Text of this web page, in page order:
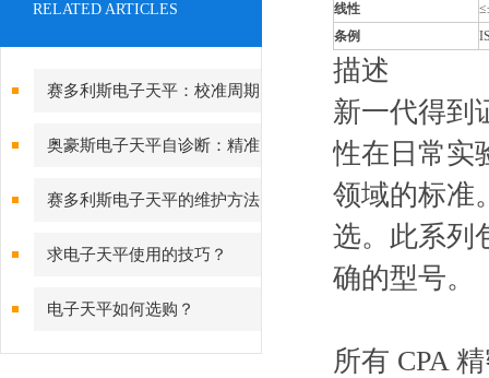
RELATED ARTICLES
赛多利斯电子天平：校准周期
设定与期间核查方法
奥豪斯电子天平自诊断：精准
测量背后的故障预警守护
赛多利斯电子天平的维护方法
有哪些？
求电子天平使用的技巧？
电子天平如何选购？
线性
条例
描述
新一代得到
性在日常实
领域的标准
选。此系列
确的型号。
所有 CPA